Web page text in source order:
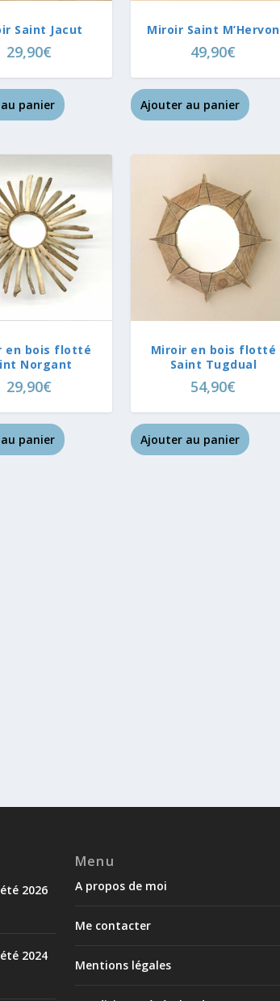
Saint Jacut
29,90€
panier
Miroir Saint M’Hervon
49,90€
Ajouter au panier
en bois flotté
Norgant
29,90€
panier
Miroir en bois flotté
Saint Tugdual
54,90€
Ajouter au panier
2026
2024
Menu
A propos de moi
Me contacter
Mentions légales